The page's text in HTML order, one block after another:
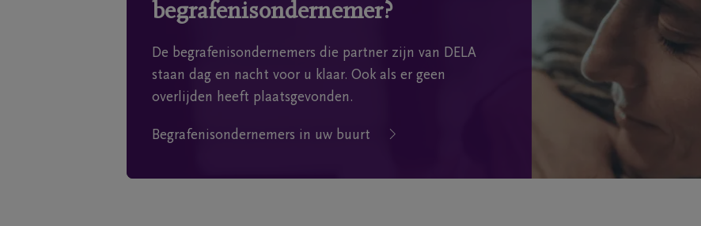
begrafenisondernemer?
De begrafenisondernemers die partner zijn van DELA
staan dag en nacht voor u klaar. Ook als er geen
overlijden heeft plaatsgevonden.
Begrafenisondernemers in uw buurt